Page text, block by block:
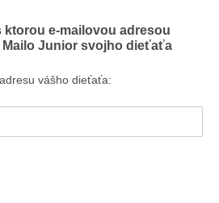
ktorou e-mailovou adresou
Junior svojho dieťaťa
vášho dieťaťa: